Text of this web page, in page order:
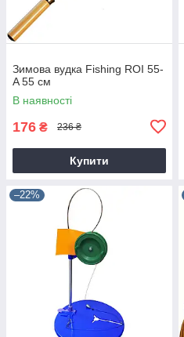
Зимова вудка Fishing ROI 55-
A 55 см
В наявності
176 ₴ 236 ₴
Купити
–22%